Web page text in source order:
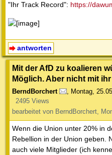
"Ihr Track Record": https://
antworten
Mit der AfD zu koalieren
Möglich. Aber nicht mit
BerndBorchert , Montag,
2495 Views
bearbeitet von BerndBorchert,
Wenn die Union unter 20% in
Rebellion in der Union geben.
auch viele Mitglieder (ich